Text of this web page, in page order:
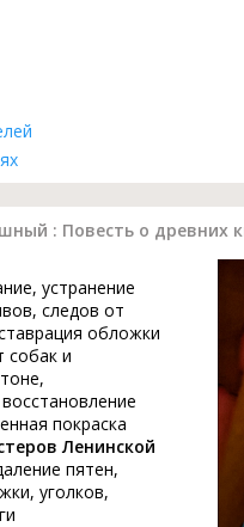
: Повесть о древних
устранение
следов от
обложки
собак и
покраска
Ленинской
пятен,
уголков,